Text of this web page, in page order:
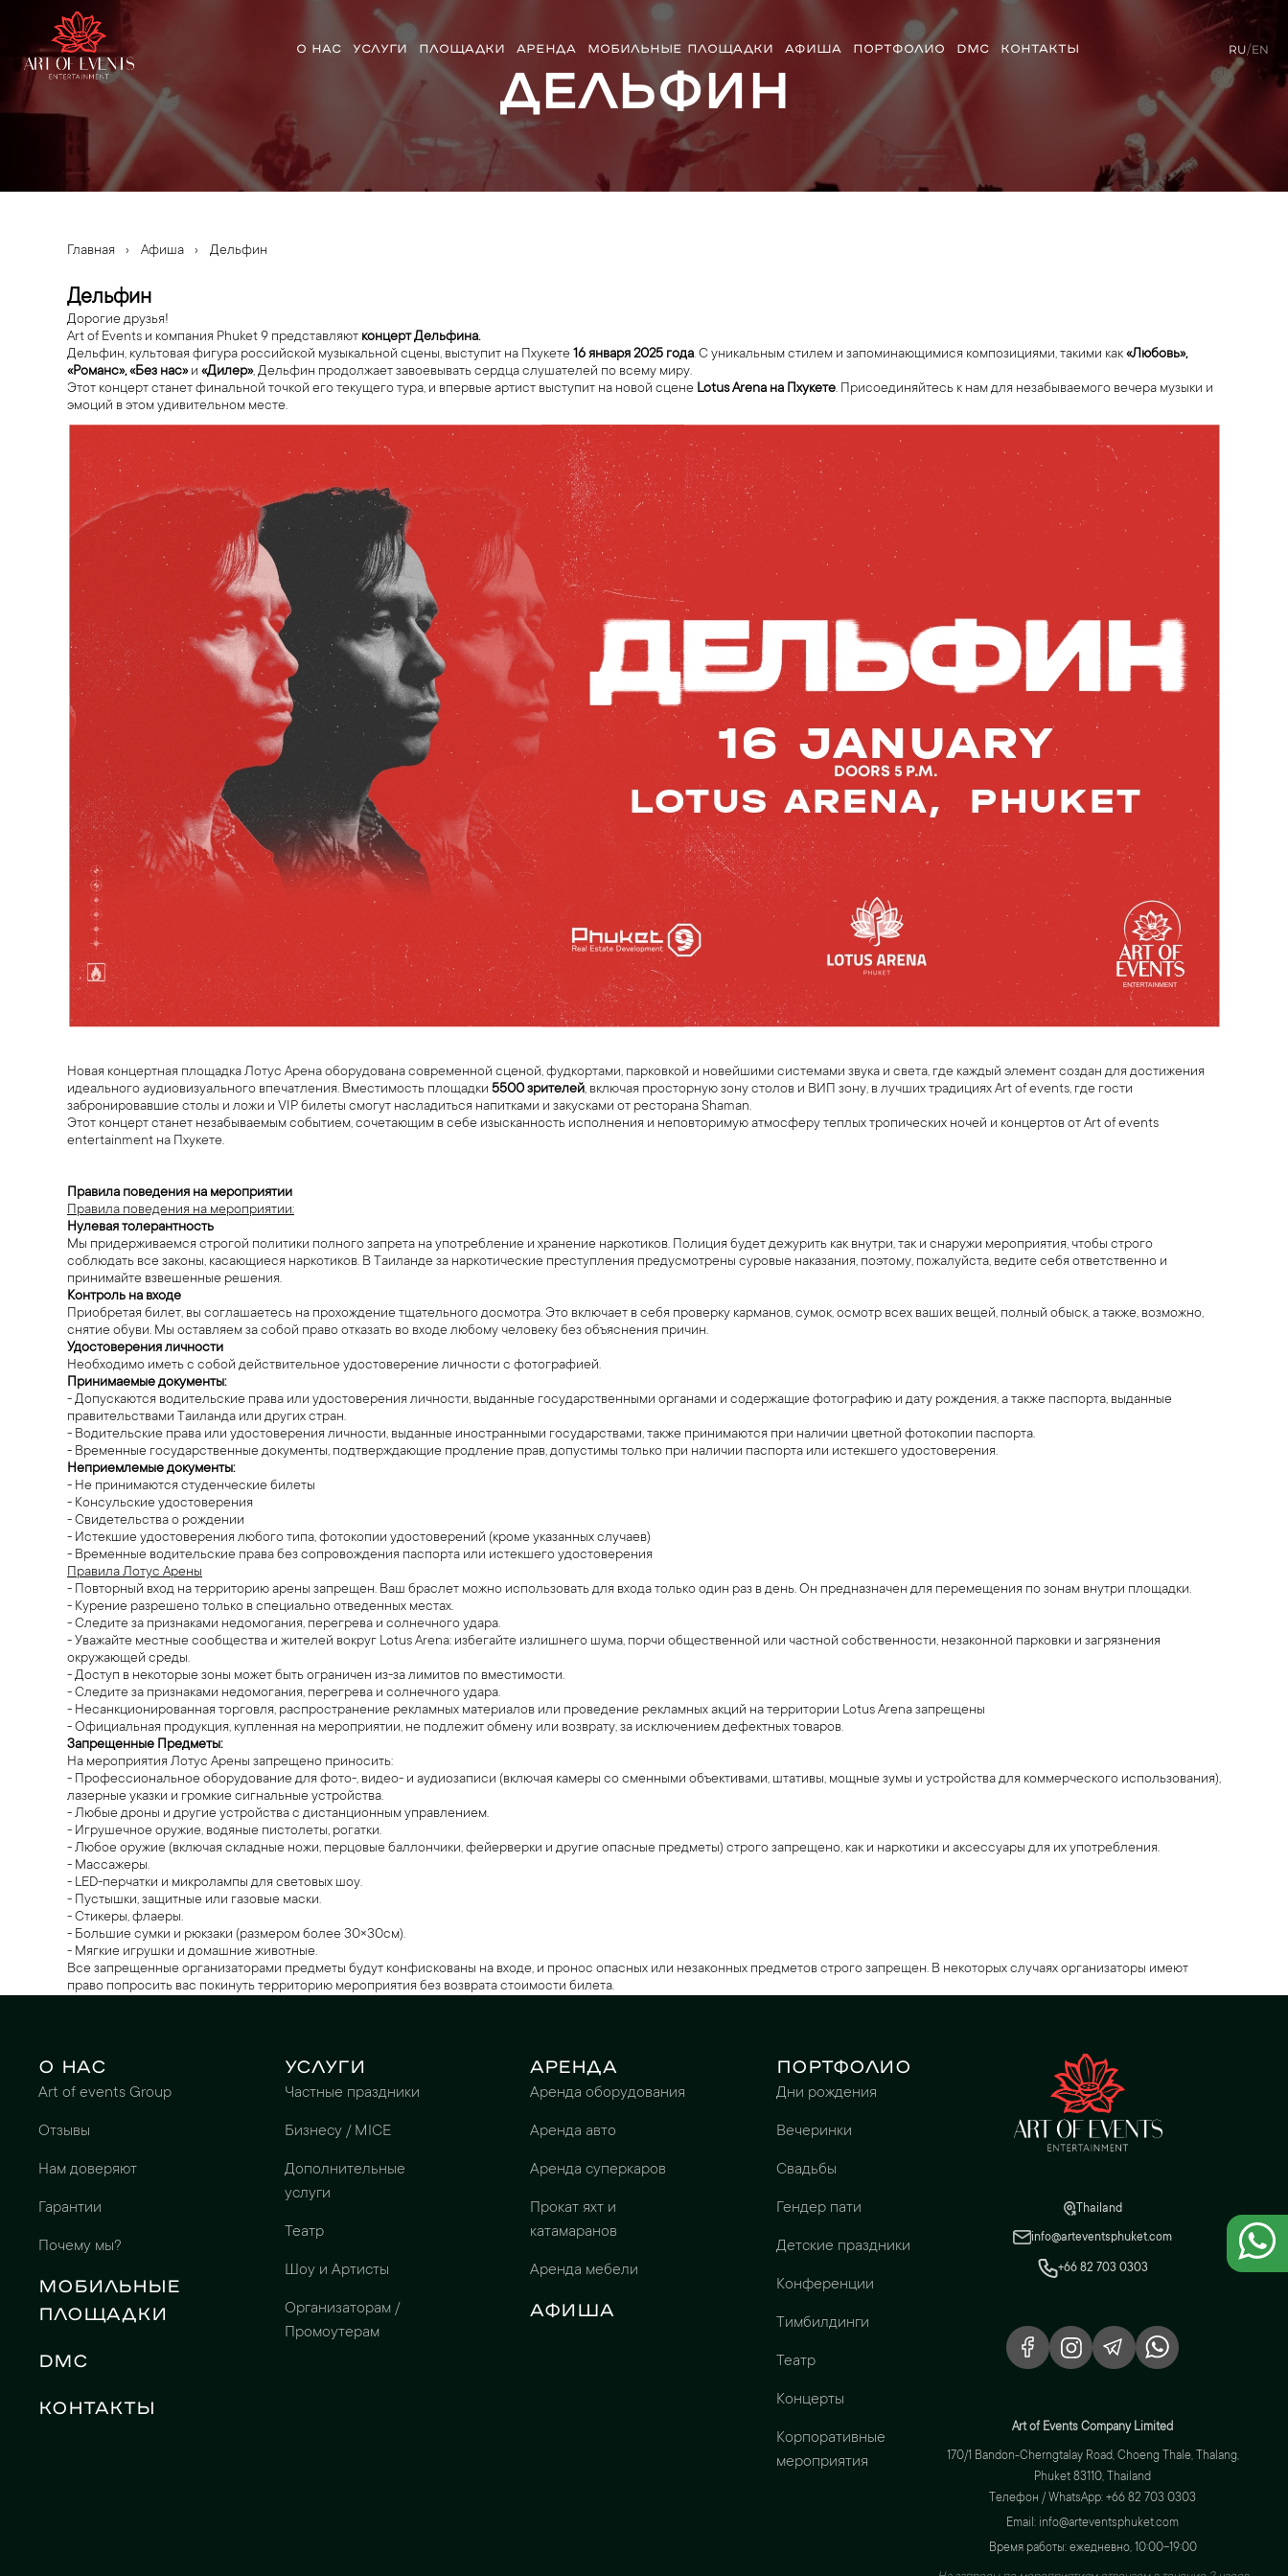
О НАС УСЛУГИ ПЛОЩАДКИ АРЕНДА МОБИЛЬНЫЕ ПЛОЩАДКИ АФИША ПОРТФОЛИО DMC КОНТАКТЫ RU/EN
Дельфин
Главная › Афиша › Дельфин
Дельфин
Дорогие друзья!
Art of Events и компания Phuket 9 представляют концерт Дельфина.
Дельфин, культовая фигура российской музыкальной сцены, выступит на Пхукете 16 января 2025 года. С уникальным стилем и запоминающимися композициями, такими как«Любовь»,
«Романс», «Без нас»и «Дилер», Дельфин продолжает завоевывать сердца слушателей по всему миру.
Этот концерт станет финальной точкой его текущего тура, и впервые артист выступит на новой сцене Lotus Arena на Пхукете. Присоединяйтесь к нам для незабываемого вечера музыки и
эмоций в этом удивительном месте.
Новая концертная площадка Лотус Арена оборудована современной сценой, фудкортами, парковкой и новейшими системами звука и света, где каждый элемент создан для достижения
идеального аудиовизуального впечатления. Вместимость площадки 5500 зрителей, включая просторную зону столов и ВИП зону, в лучших традициях Art of events, где гости
забронировавшие столы и ложи и VIP билеты смогут насладиться напитками и закусками от ресторана Shaman.
Этот концерт станет незабываемым событием, сочетающим в себе изысканность исполнения и неповторимую атмосферу теплых тропических ночей и концертов от Art of events
entertainment на Пхукете.
Правила поведения на мероприятии
Правила поведения на мероприятии:
Нулевая толерантность
Мы придерживаемся строгой политики полного запрета на употребление и хранение наркотиков. Полиция будет дежурить как внутри, так и снаружи мероприятия, чтобы строго
соблюдать все законы, касающиеся наркотиков. В Таиланде за наркотические преступления предусмотрены суровые наказания, поэтому, пожалуйста, ведите себя ответственно и
принимайте взвешенные решения.
Контроль на входе
Приобретая билет, вы соглашаетесь на прохождение тщательного досмотра. Это включает в себя проверку карманов, сумок, осмотр всех ваших вещей, полный обыск, а также, возможно,
снятие обуви. Мы оставляем за собой право отказать во входе любому человеку без объяснения причин.
Удостоверения личности
Необходимо иметь с собой действительное удостоверение личности с фотографией.
Принимаемые документы:
- Допускаются водительские права или удостоверения личности, выданные государственными органами и содержащие фотографию и дату рождения, а также паспорта, выданные
правительствами Таиланда или других стран.
- Водительские права или удостоверения личности, выданные иностранными государствами, также принимаются при наличии цветной фотокопии паспорта.
- Временные государственные документы, подтверждающие продление прав, допустимы только при наличии паспорта или истекшего удостоверения.
Неприемлемые документы:
- Не принимаются студенческие билеты
- Консульские удостоверения
- Свидетельства о рождении
- Истекшие удостоверения любого типа, фотокопии удостоверений (кроме указанных случаев)
- Временные водительские права без сопровождения паспорта или истекшего удостоверения
Правила Лотус Арены
- Повторный вход на территорию арены запрещен. Ваш браслет можно использовать для входа только один раз в день. Он предназначен для перемещения по зонам внутри площадки.
- Курение разрешено только в специально отведенных местах.
- Следите за признаками недомогания, перегрева и солнечного удара.
- Уважайте местные сообщества и жителей вокруг Lotus Arena: избегайте излишнего шума, порчи общественной или частной собственности, незаконной парковки и загрязнения
окружающей среды.
- Доступ в некоторые зоны может быть ограничен из-за лимитов по вместимости.
- Следите за признаками недомогания, перегрева и солнечного удара.
- Несанкционированная торговля, распространение рекламных материалов или проведение рекламных акций на территории Lotus Arena запрещены
- Официальная продукция, купленная на мероприятии, не подлежит обмену или возврату, за исключением дефектных товаров.
Запрещенные Предметы:
На мероприятия Лотус Арены запрещено приносить:
- Профессиональное оборудование для фото-, видео- и аудиозаписи (включая камеры со сменными объективами, штативы, мощные зумы и устройства для коммерческого использования),
лазерные указки и громкие сигнальные устройства.
- Любые дроны и другие устройства с дистанционным управлением.
- Игрушечное оружие, водяные пистолеты, рогатки.
- Любое оружие (включая складные ножи, перцовые баллончики, фейерверки и другие опасные предметы) строго запрещено, как и наркотики и аксессуары для их употребления.
- Массажеры.
- LED-перчатки и микролампы для световых шоу.
- Пустышки, защитные или газовые маски.
- Стикеры, флаеры.
- Большие сумки и рюкзаки (размером более 30×30см).
- Мягкие игрушки и домашние животные.
Все запрещенные организаторами предметы будут конфискованы на входе, и пронос опасных или незаконных предметов строго запрещен. В некоторых случаях организаторы имеют
право попросить вас покинуть территорию мероприятия без возврата стоимости билета.
О нас
Art of events Group
Отзывы
Нам доверяют
Гарантии
Почему мы?
Мобильные
площадки
DMC
Контакты
Услуги
Частные праздники
Бизнесу / MICE
Дополнительные
услуги
Театр
Шоу и Артисты
Организаторам /
Промоутерам
Аренда
Аренда оборудования
Аренда авто
Аренда суперкаров
Прокат яхт и
катамаранов
Аренда мебели
Афиша
Портфолио
Дни рождения
Вечеринки
Свадьбы
Гендер пати
Детские праздники
Конференции
Тимбилдинги
Театр
Концерты
Корпоративные
мероприятия
Thailand
info@arteventsphuket.com
+66 82 703 0303
Art of Events Company Limited
170/1 Bandon-Cherngtalay Road, Choeng Thale, Thalang,
Phuket 83110, Thailand
Телефон / WhatsApp: +66 82 703 0303
Email: info@arteventsphuket.com
Время работы: ежедневно, 10:00–19:00